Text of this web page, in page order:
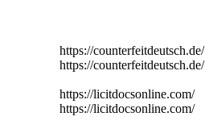
https://counterfeitdeutsch.de/
https://counterfeitdeutsch.de/
https://licitdocsonline.com/
https://licitdocsonline.com/